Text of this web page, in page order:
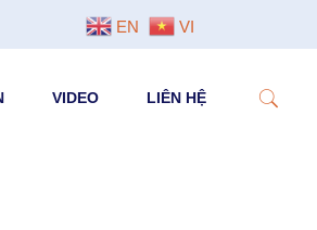
VIDEO LIÊN HỆ
EN VI